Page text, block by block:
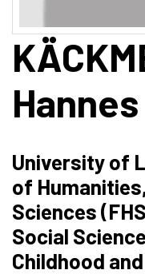
Hannes
University of
of
Sciences
Social
Childhood